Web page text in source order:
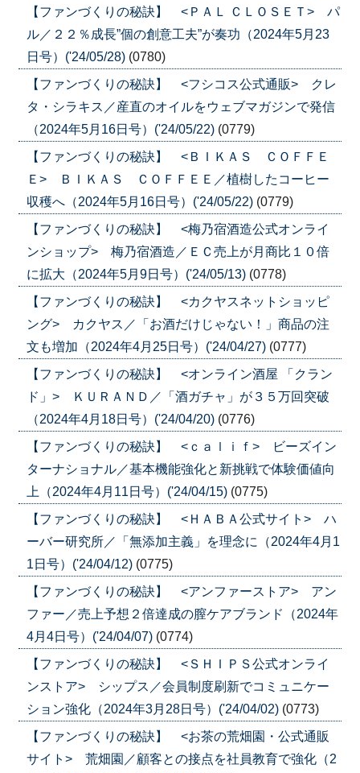
【ファンづくりの秘訣】 <ＰＡＬ ＣＬＯＳＥＴ> パ
ル／２２％成長”個の創意工夫”が奏功（2024年5月23
日号）('24/05/28) (0780)
【ファンづくりの秘訣】 <フシコス公式通販> クレ
タ・シラキス／産直のオイルをウェブマガジンで発信
（2024年5月16日号）('24/05/22) (0779)
【ファンづくりの秘訣】 <ＢＩＫＡＳ ＣＯＦＦＥ
Ｅ> ＢＩＫＡＳ ＣＯＦＦＥＥ／植樹したコーヒー
収穫へ（2024年5月16日号）('24/05/22) (0779)
【ファンづくりの秘訣】 <梅乃宿酒造公式オンライ
ンショップ> 梅乃宿酒造／ＥＣ売上が月商比１０倍
に拡大（2024年5月9日号）('24/05/13) (0778)
【ファンづくりの秘訣】 <カクヤスネットショッピ
ング> カクヤス／「お酒だけじゃない！」商品の注
文も増加（2024年4月25日号）('24/04/27) (0777)
【ファンづくりの秘訣】 <オンライン酒屋 「クラン
ド」> ＫＵＲＡＮＤ／「酒ガチャ」が３５万回突破
（2024年4月18日号）('24/04/20) (0776)
【ファンづくりの秘訣】 <ｃａｌｉｆ> ビーズイン
ターナショナル／基本機能強化と新挑戦で体験価値向
上（2024年4月11日号）('24/04/15) (0775)
【ファンづくりの秘訣】 <ＨＡＢＡ公式サイト> ハ
ーバー研究所／「無添加主義」を理念に（2024年4月1
1日号）('24/04/12) (0775)
【ファンづくりの秘訣】 <アンファーストア> アン
ファー／売上予想２倍達成の膣ケアブランド（2024年
4月4日号）('24/04/07) (0774)
【ファンづくりの秘訣】 <ＳＨＩＰＳ公式オンライ
ンストア> シップス／会員制度刷新でコミュニケー
ション強化（2024年3月28日号）('24/04/02) (0773)
【ファンづくりの秘訣】 <お茶の荒畑園・公式通販
サイト> 荒畑園／顧客との接点を社員教育で強化（2